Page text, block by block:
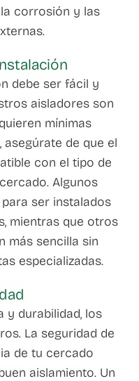
corrosión y las
debe ser fácil y
aisladores son
mínimas
asegúrate de que el
con el tipo de
Algunos
ser instalados
mientras que otros
más sencilla sin
especializadas.
y durabilidad, los
La seguridad de
de tu cercado
aislamiento. Un